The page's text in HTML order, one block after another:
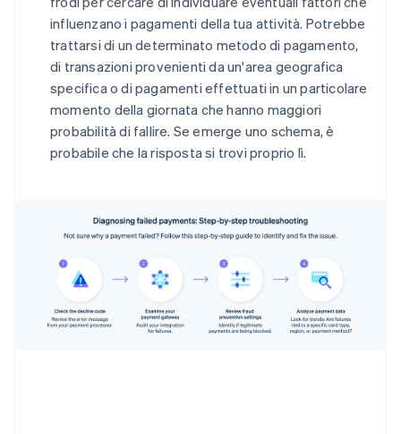
influenzano i pagamenti della tua attività. Potrebbe
trattarsi di un determinato metodo di pagamento,
di transazioni provenienti da un'area geografica
specifica o di pagamenti effettuati in un particolare
momento della giornata che hanno maggiori
probabilità di fallire. Se emerge uno schema, è
probabile che la risposta si trovi proprio lì.